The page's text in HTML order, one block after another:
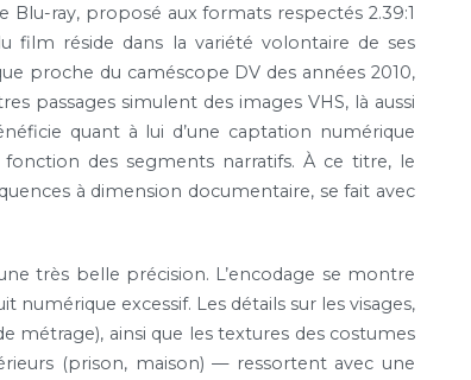
ray, proposé aux formats respectés 2.39:1
film réside dans la variété volontaire de ses
proche du caméscope DV des années 2010,
passages simulent des images VHS, là aussi
quant à lui d’une captation numérique
des segments narratifs. À ce titre, le
à dimension documentaire, se fait avec
très belle précision. L’encodage se montre
excessif. Les détails sur les visages,
métrage), ainsi que les textures des costumes
(prison, maison) — ressortent avec une